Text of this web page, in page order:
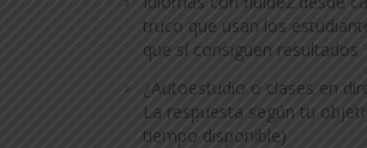
truco que usan los
que sí consiguen resultados
¿Autoestudio o clases en
La respuesta según tu
tiempo disponible)